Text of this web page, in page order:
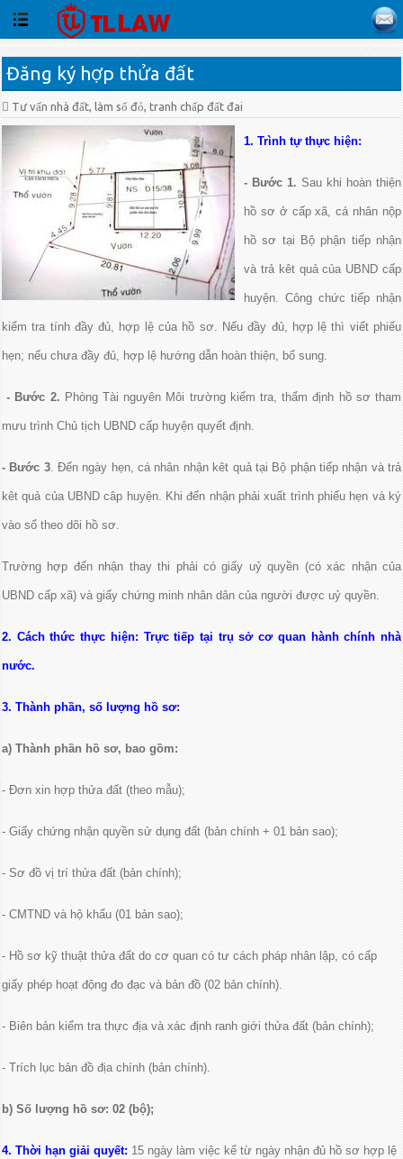
Đăng ký hợp thửa đất
Tư vấn nhà đất, làm sổ đỏ, tranh chấp đất đai
1. Trình tự thực hiện:
- Bước 1. Sau khi hoàn thiện
hồ sơ ở cấp xã, cá nhân nộp
hồ sơ tại Bộ phận tiếp nhận
và trả kêt quả của UBND cấp
huyện. Công chức tiếp nhận
kiểm tra tính đầy đủ, hợp lệ của hồ sơ. Nếu đầy đủ, hợp lệ thì viết phiếu
hẹn; nếu chưa đầy đủ, hợp lệ hướng dẫn hoàn thiện, bổ sung.
- Bước 2. Phòng Tài nguyên Môi trường kiểm tra, thẩm định hồ sơ tham
mưu trình Chủ tịch UBND cấp huyện quyết định.
- Bước 3. Đến ngày hẹn, cá nhân nhận kêt quả tại Bộ phận tiếp nhận và trả
kêt quả của UBND câp huyện. Khi đến nhận phải xuất trình phiếu hẹn và ký
vào sổ theo dõi hồ sơ.
Trường hợp đến nhận thay thi phải có giấy uỷ quyền (có xác nhận của
UBND cấp xã) và giấy chứng minh nhân dân của người được uỷ quyền.
2. Cách thức thực hiện: Trực tiếp tại trụ sở cơ quan hành chính nhà
nước.
3. Thành phần, số lượng hồ sơ:
a) Thành phần hồ sơ, bao gồm:
- Đơn xin hợp thửa đất (theo mẫu);
- Giấy chứng nhận quyền sử dụng đất (bản chính + 01 bản sao);
- Sơ đồ vị trí thửa đất (bản chính);
- CMTND và hộ khẩu (01 bản sao);
- Hồ sơ kỹ thuật thửa đất do cơ quan có tư cách pháp nhân lập, có cấp
giấy phép hoạt động đo đạc và bản đồ (02 bản chính).
- Biên bản kiểm tra thực địa và xác định ranh giới thửa đất (bản chính);
- Trích lục bản đồ địa chính (bản chính).
b) Số lượng hồ sơ: 02 (bộ);
4. Thời hạn giải quyết: 15 ngày làm việc kể từ ngày nhận đủ hồ sơ hợp lệ